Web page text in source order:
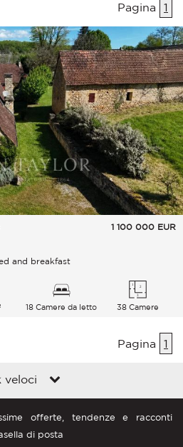
Pagina 1
1 100 000 EUR
and breakfast
18 Camere da letto 38 Camere
Pagina 1
veloci
offerte, tendenze e racconti
di posta